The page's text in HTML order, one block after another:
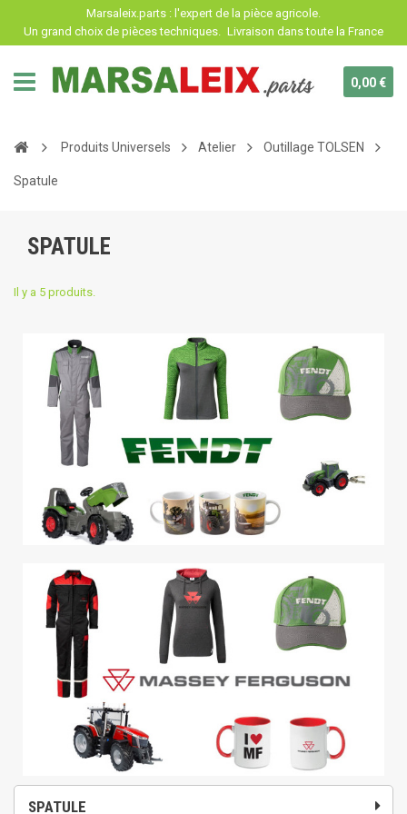
Marsaleix.parts : l'expert de la pièce agricole.
Un grand choix de pièces techniques. Livraison dans toute la France
0,00 €
Produits Universels Atelier Outillage TOLSEN
Spatule
SPATULE
Il y a 5 produits.
SPATULE
Panneau de gestion des cookies